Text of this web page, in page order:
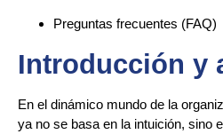
Preguntas frecuentes (FAQ)
Introducción y
En el dinámico mundo de la
ya no se basa en la intuición, sino